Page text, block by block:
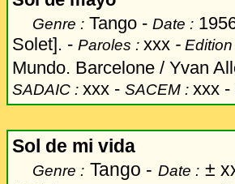
Genre : Tango - Date :
Solet]. - Paroles : xxx - Edition
Mundo. Barcelone / Yvan
SADAIC : xxx - SACEM : xxx -
Sol de mi vida
Genre : Tango - Date : ±